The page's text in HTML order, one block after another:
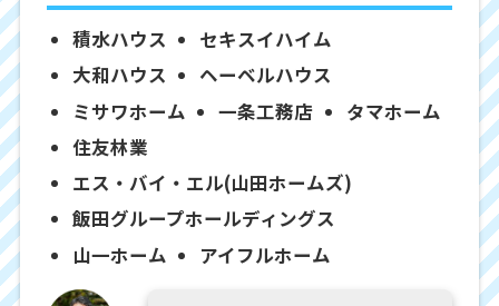
積水ハウス
セキスイハイム
大和ハウス
ヘーベルハウス
ミサワホーム
一条工務店
タマホーム
住友林業
エス・バイ・エル(山田ホームズ)
飯田グループホールディングス
山一ホーム
アイフルホーム